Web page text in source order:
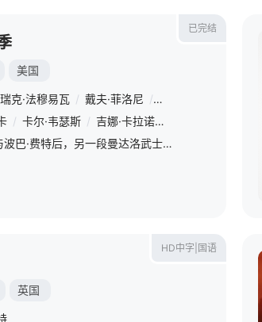
已完结
美国
瑞克·法穆易瓦 / 戴夫·菲洛尼 / 布莱丝·达拉斯·霍华
/ 卡尔·韦瑟斯 / 吉娜·卡拉诺 /
继詹戈与波巴·费特后，另一段曼达洛武士传奇即将徐徐展开。 彼时帝国陷落、军团未起，远在新共和国疆域之外，一名孤胆枪手浪迹星涯。
HD中字|国语
英国